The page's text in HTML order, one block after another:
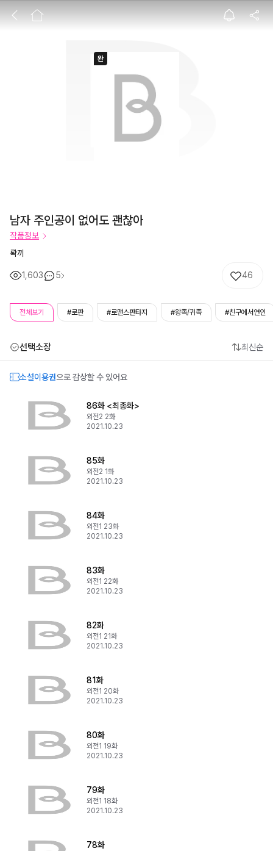
남자 주인공이 없
남자 주인공이 없어도 괜찮아
작품정보
롹끼
1,603 5 46
전체보기 #로판 #로맨스판타지 #왕족/귀족 #친구에서연인
선택소장 최신순
소설이용권으로 감상할 수 있어요
86화 <최종화>
외전2 2화
2021.10.23
85화
외전2 1화
2021.10.23
84화
외전1 23화
2021.10.23
83화
외전1 22화
2021.10.23
82화
외전1 21화
2021.10.23
81화
외전1 20화
2021.10.23
80화
외전1 19화
2021.10.23
79화
외전1 18화
2021.10.23
78화